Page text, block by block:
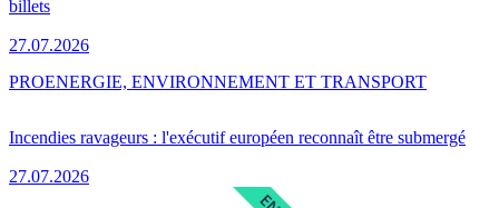
billets
27.07.2026
Incendies ravageurs : l'exécutif européen reconnaît être submergé
27.07.2026
PROENERGIE, ENVIRONNEMENT ET TRANSPORT